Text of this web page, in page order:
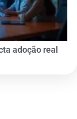
adoção real